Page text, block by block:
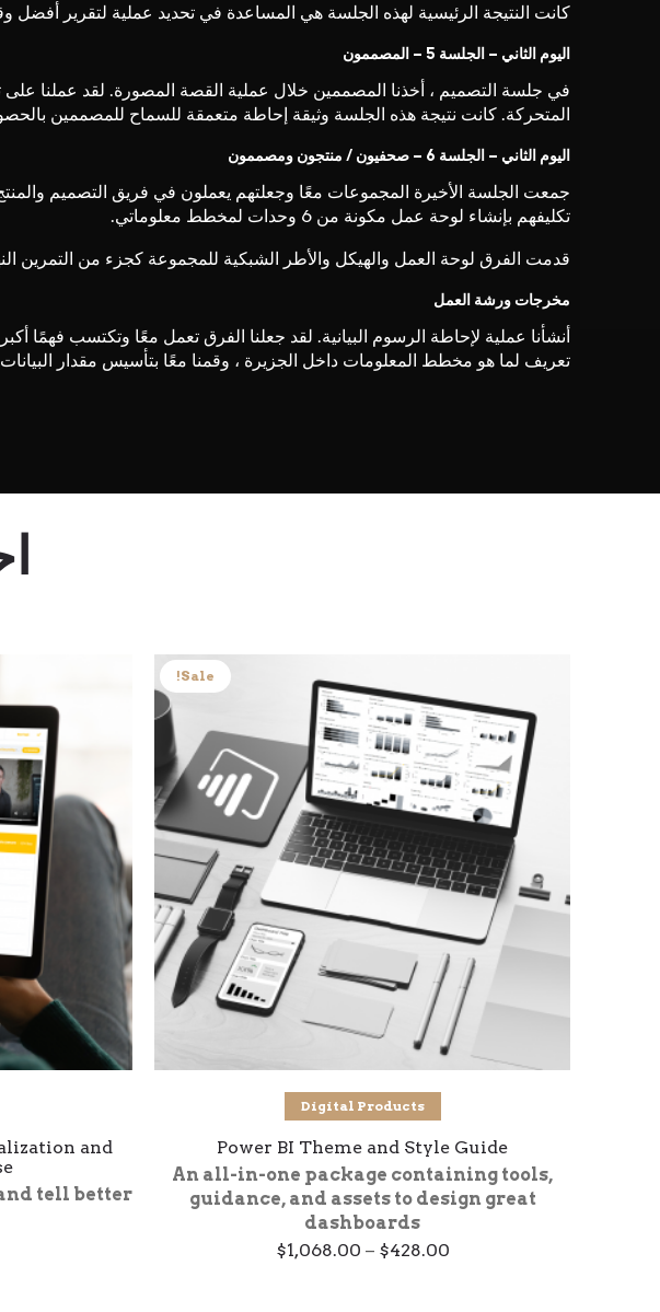
كانت النتيجة الرئيسية لهذه الجلسة هي المساعدة في تحديد عملية لتقرير
اليوم الثاني – الجلسة 5 – المصممون
في جلسة التصميم ، أخذنا المصممين خلال عملية القصة المصورة. لقد عملنا
المتحركة. كانت نتيجة هذه الجلسة وثيقة إحاطة متعمقة للسماح للمصممين
اليوم الثاني – الجلسة 6 – صحفيون / منتجون ومصممون
جمعت الجلسة الأخيرة المجموعات معًا وجعلتهم يعملون في فريق التصميم
تكليفهم بإنشاء لوحة عمل مكونة من 6 وحدات لمخطط معلوماتي.
قدمت الفرق لوحة العمل والهيكل والأطر الشبكية للمجموعة كجزء من التمرين
مخرجات ورشة العمل
أنشأنا عملية لإحاطة الرسوم البيانية. لقد جعلنا الفرق تعمل معًا وتكتسب فهمًا
تعريف لما هو مخطط المعلومات داخل الجزيرة ، وقمنا معًا بتأسيس مقدار
Sale!
تحديد أحد الخيارات
Digital Products
Power BI Theme and Style Guide
An all-in-one package containing tools,
guidance, and assets to design great
dashboards
$428.00
–
$1,068.00
and
tell better